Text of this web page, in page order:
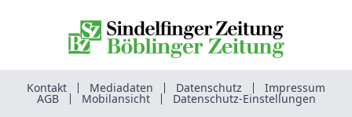
Kontakt Mediadaten Datenschutz Impressum
AGB Mobilansicht Datenschutz-Einstellungen